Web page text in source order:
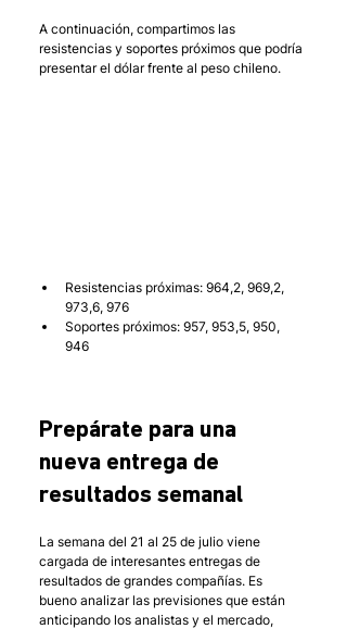
A continuación, compartimos las
resistencias y soportes próximos que podría
presentar el dólar frente al peso chileno.
Resistencias próximas: 964,2, 969,2,
973,6, 976
Soportes próximos: 957, 953,5, 950,
946
Prepárate para una
nueva entrega de
resultados semanal
La semana del 21 al 25 de julio viene
cargada de interesantes entregas de
resultados de grandes compañías. Es
bueno analizar las previsiones que están
anticipando los analistas y el mercado,